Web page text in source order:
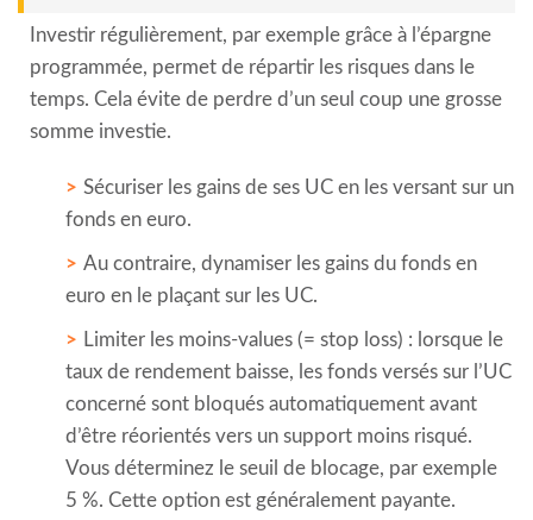
Investir régulièrement, par exemple grâce à l’épargne
programmée, permet de répartir les risques dans le
temps. Cela évite de perdre d’un seul coup une grosse
somme investie.
Sécuriser les gains de ses UC en les versant sur un
fonds en euro.
Au contraire, dynamiser les gains du fonds en
euro en le plaçant sur les UC.
Limiter les moins-values (= stop loss) : lorsque le
taux de rendement baisse, les fonds versés sur l’UC
concerné sont bloqués automatiquement avant
d’être réorientés vers un support moins risqué.
Vous déterminez le seuil de blocage, par exemple
5 %. Cette option est généralement payante.